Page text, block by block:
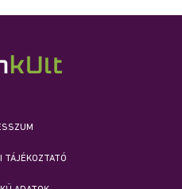
TÁJÉKOZTATÓ